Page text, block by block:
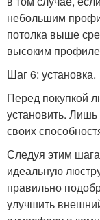
небольшим
потолка выше
высоким
Шаг 6: установка.
Перед покупкой
установить.
своих
Следуя этим
идеальную
правильно
улучшить